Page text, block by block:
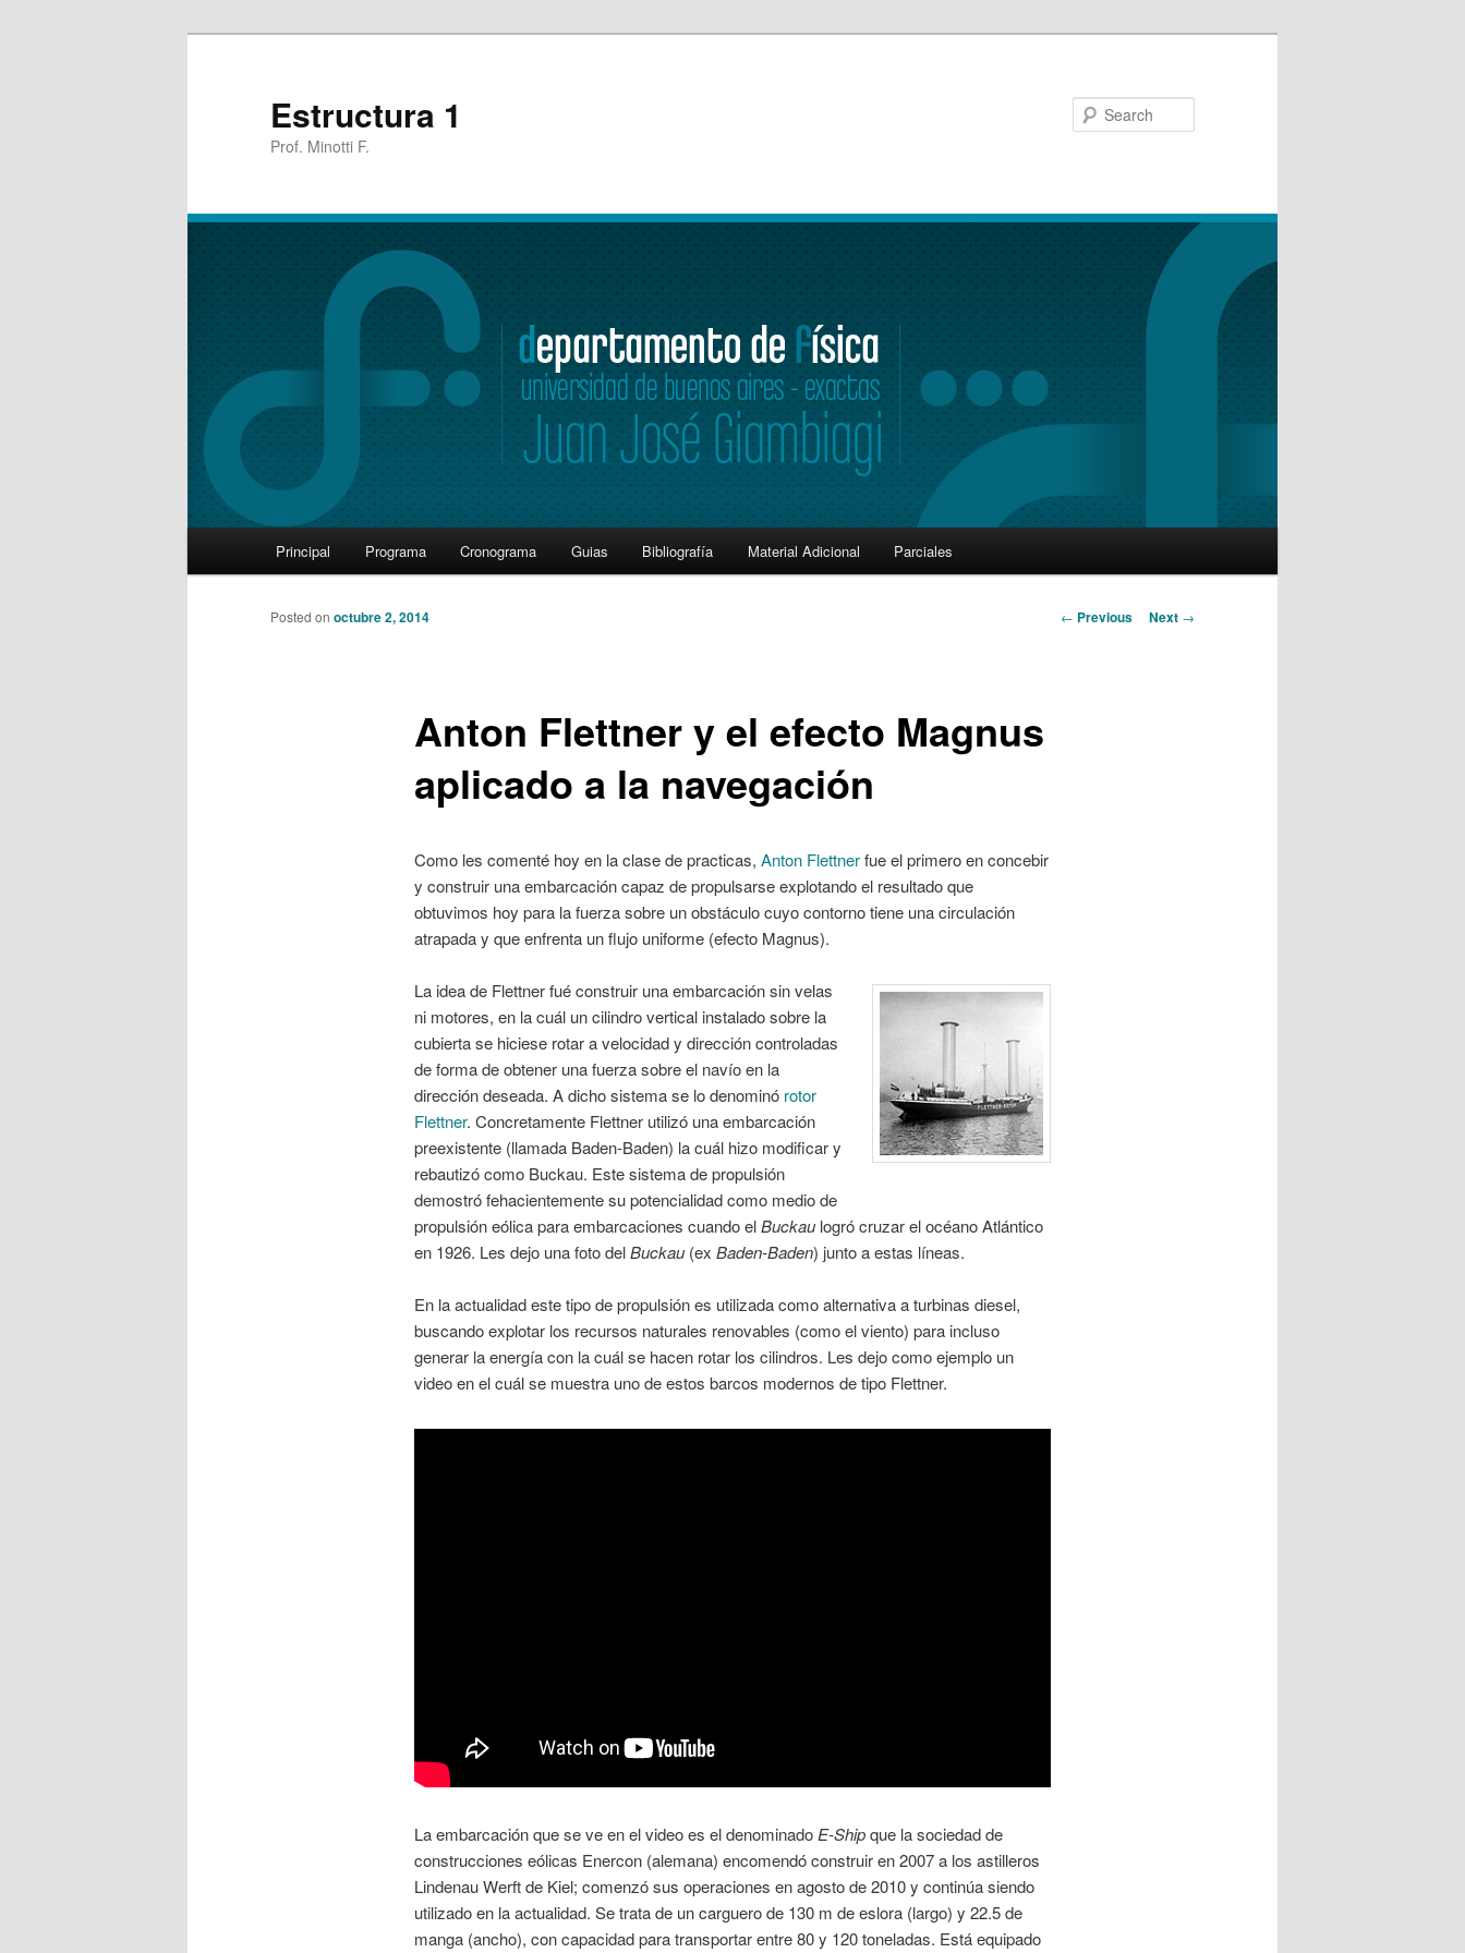
Estructura 1
Prof. Minotti F.
Skip
to
Principal Programa Cronograma Guias Bibliografía Material Adicional Parciales
Post
← Previous Next →
Anton Flettner y el efecto Magnus
aplicado a la navegación
Posted on octubre 2, 2014
Como les comenté hoy en la clase de practicas, Anton Flettnerfue el primero en concebir
y construir una embarcación capaz de propulsarse explotando el resultado que
obtuvimos hoy para la fuerza sobre un obstáculo cuyo contorno tiene una circulación
atrapada y que enfrenta un flujo uniforme (efecto Magnus).
La idea de Flettner fué construir una embarcación sin velas
ni motores, en la cuál un cilindro vertical instalado sobre la
cubierta se hiciese rotar a velocidad y dirección controladas
de forma de obtener una fuerza sobre el navío en la
dirección deseada. A dicho sistema se lo denominó rotor
Flettner. Concretamente Flettner utilizó una embarcación
preexistente (llamada Baden-Baden) la cuál hizo modificar y
rebautizó como Buckau. Este sistema de propulsión
demostró fehacientemente su potencialidad como medio de
propulsión eólica para embarcaciones cuando elBuckaulogró cruzar el océano Atlántico
en 1926. Les dejo una foto delBuckau(ex Baden-Baden) junto a estas líneas.
En la actualidad este tipo de propulsión es utilizada como alternativa a turbinas diesel,
buscando explotar los recursos naturales renovables (como el viento) para incluso
generar la energía con la cuál se hacen rotar los cilindros. Les dejo como ejemplo un
video en el cuál se muestra uno de estos barcos modernos de tipo Flettner.
La embarcación que se ve en el video es el denominado E-Shipque la sociedad de
construcciones eólicas Enercon (alemana) encomendó construir en 2007 a los astilleros
Lindenau Werft de Kiel; comenzó sus operaciones en agosto de 2010 y continúa siendo
utilizado en la actualidad. Se trata de un carguero de 130 m de eslora (largo) y 22.5 de
manga (ancho), con capacidad para transportar entre 80 y 120 toneladas. Está equipado